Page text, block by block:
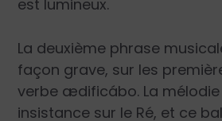
est lumineux.
La deuxième phrase
façon grave, sur les
verbe ædificábo. La
insistance sur le Ré, et ce